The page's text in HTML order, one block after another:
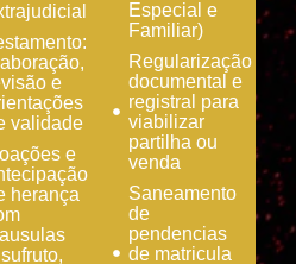
e
validade
e
herança
Especial e
Familiar)
Regularização
documental e
registral para
viabilizar
partilha ou
venda
Saneamento
de
pendencias
de matricula